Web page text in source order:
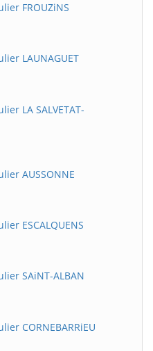
FROUZiNS
LAUNAGUET
LA SALVETAT-
AUSSONNE
ESCALQUENS
SAiNT-ALBAN
CORNEBARRiEU